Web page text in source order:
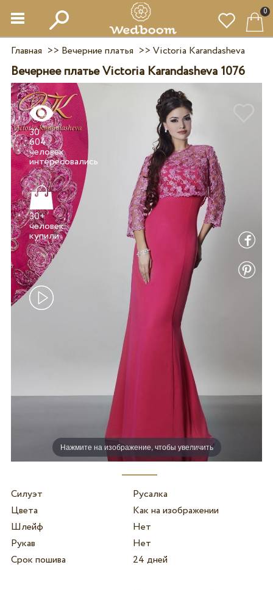
0
Главная >> Вечерние платья >> Victoria Karandasheva
Вечернее платье Victoria Karandasheva 1076
Нажмите на изображение, чтобы увеличить
30
604
человек
30+
человек
купили
Силуэт
Русалка
Цвета
Как на изображении
Шлейф
Нет
Рукав
Нет
Срок пошива
24 дней